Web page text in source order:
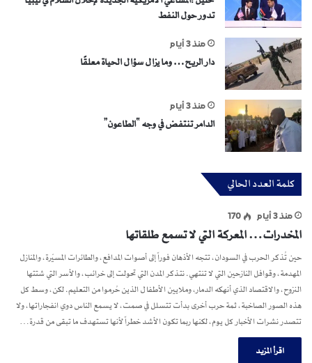
تدور حول النفط
منذ 3 أيام
دار الريح… وما يزال سؤال الحياة معلقًا
منذ 3 أيام
الدامر تنتفض في وجه “الطاعون”
كلمة العدد الحالي
منذ 3 أيام 170
المخدرات… المعركة التي لا تسمع طلقاتها
حين تُذكر الحرب في السودان، تتجه الأذهان فوراً إلى أصوات المدافع، والطائرات المسيّرة، والمنازل
المهدمة، وقوافل النازحين التي لا تنتهي. نتذكر المدن التي تحولت إلى خرائب، والأسر التي شتتها
النزوح، والاقتصاد الذي أنهكه الدمار، وملايين الأطفال الذين حُرموا من التعليم. لكن، وسط كل
هذه الصور الصاخبة، ثمة حرب أخرى بدأت تتسلل في صمت، لا يسمع الناس دوي انفجاراتها، ولا
تتصدر نشرات الأخبار كل يوم، لكنها ربما تكون الأشد خطراً لأنها تستهدف ما تبقى من قدرة…
اقرأ المزيد